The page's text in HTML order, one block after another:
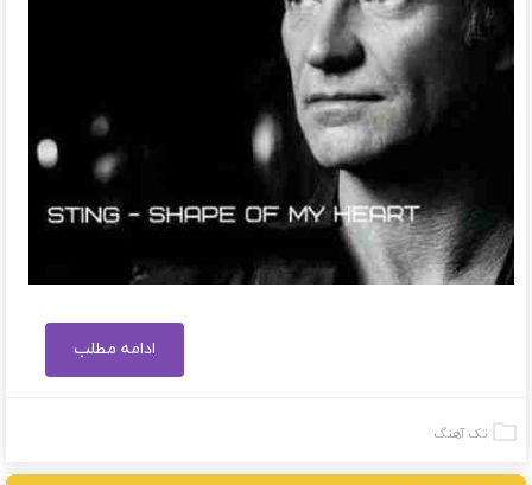
ادامه مطلب
تک آهنگ